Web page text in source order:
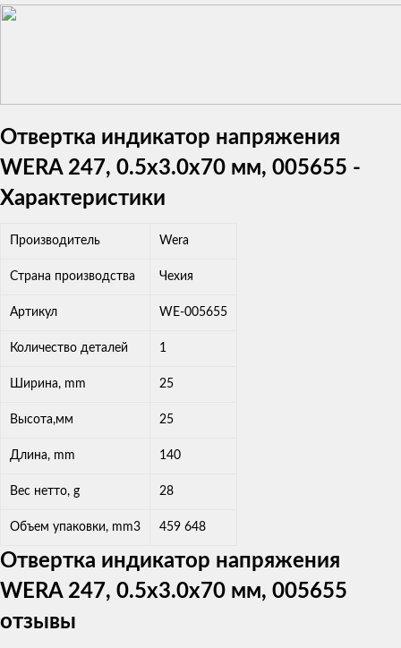
Отвертка индикатор напряжения
WERA 247, 0.5x3.0x70 мм, 005655 -
Характеристики
Производитель Wera
Страна производства Чехия
Артикул WE-005655
Количество деталей 1
Ширина, mm 25
Высота,мм 25
Длина, mm 140
Вес нетто, g 28
Объем упаковки, mm3 459 648
Отвертка индикатор напряжения
WERA 247, 0.5x3.0x70 мм, 005655
отзывы